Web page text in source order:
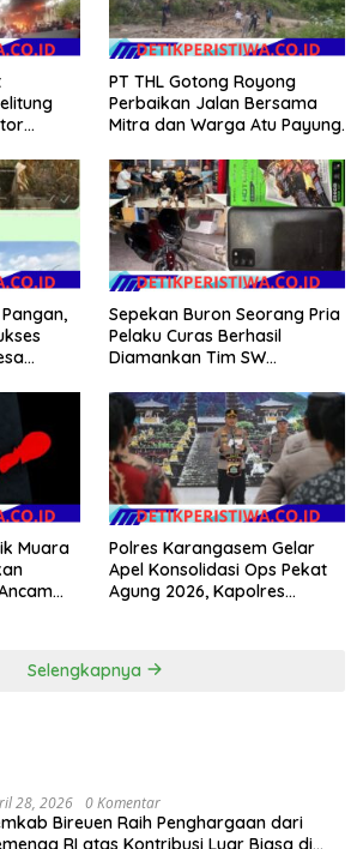
PT THL Gotong Royong
Perbaikan Jalan Bersama
Mitra dan Warga Atu Payung.
Sepekan Buron Seorang Pria
Pelaku Curas Berhasil
Diamankan Tim SW
Muara
Polres Karangasem Gelar
Apel Konsolidasi Ops Pekat
Agung 2026, Kapolres
Selengkapnya
28, 2026 0 Komentar
Bireuen Raih Penghargaan dari
RI atas Kontribusi Luar Biasa di